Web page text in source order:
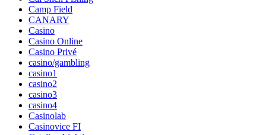
Camp Field
CANARY
Casino
Casino Online
Casino Privé
casino/gambling
casino1
casino2
casino3
casino4
Casinolab
Casinovice FI